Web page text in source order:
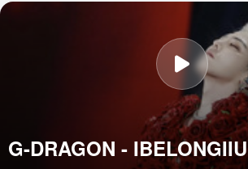
G-DRAGON - IBELONGIIU